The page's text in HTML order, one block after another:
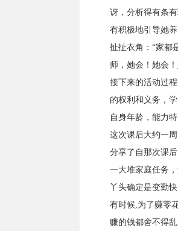
讶，分析得有条
有积极地引导她
扯扯衣角：“家都
师，她会！她会
接下来的活动过
的权利和义务，
自身年龄，能力
这次课后大约一
分享了自那次课
一大堆家庭任务
丫头确定是变勤
有时候,为了赚零
赚的钱都舍不得